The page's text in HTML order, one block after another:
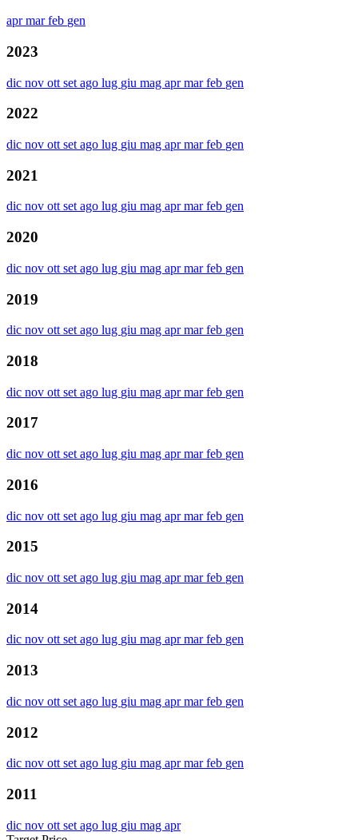
aprmarfeb gen
2023
dic nov ott set ago lug giu mag aprmarfeb gen
2022
dic nov ott set ago lug giu mag aprmarfeb gen
2021
dic nov ottsetago lug giu mag aprmarfeb gen
2020
dic nov ott set ago lug giu mag aprmarfeb gen
2019
dic nov ott set ago lug giu mag aprmarfeb gen
2018
dic nov ott set ago lug giu mag aprmarfeb gen
2017
dic nov ott set ago lug giu mag aprmarfeb gen
2016
dic nov ott set ago lug giu mag aprmarfeb gen
2015
dic nov ott set ago lug giu mag aprmarfeb gen
2014
dic nov ottsetago lug giu mag aprmarfeb gen
2013
dic nov ott set ago lug giu mag aprmarfeb gen
2012
dic nov ott set ago lug giu mag aprmarfeb gen
2011
dic nov ott set ago lug giu mag apr